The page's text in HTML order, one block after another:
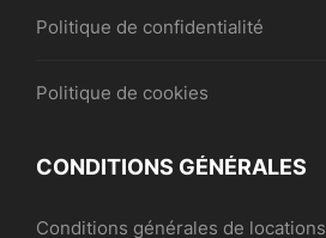
Politique de confidentialité
Politique de cookies
CONDITIONS GÉNÉRALES
Conditions générales de locations